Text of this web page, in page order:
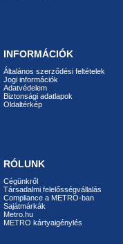
INFORMÁCIÓK
Általános szerződési feltételek
Jogi információk
Adatvédelem
Biztonsági adatlapok
Oldaltérkép
RÓLUNK
Cégünkről
Társadalmi felelősségvállalás
Compliance a METRO-ban
Sajátmárkák
Metro.hu
METRO kártyaigénylés